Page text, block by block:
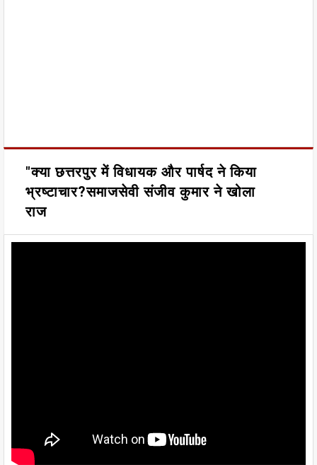
"क्या छत्तरपुर में विधायक और पार्षद ने किया
भ्रष्टाचार?समाजसेवी संजीव कुमार ने खोला
राज